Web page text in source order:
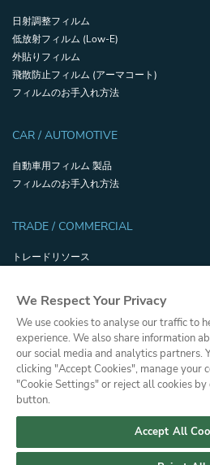
日射調整フィルム
低放射フィルム (Low-E)
外貼りフィルム
飛散防止フィルム (アーマコート)
フィルムのお手入れ方法
CAR / AUTOMOTIVE
自動車用フィルム 製品
フィルムのお手入れ方法
TRADE / COMMERCIAL
トレードリソース
Filmhandler Tools
Dealer Portal
プライバシーポリシー
© Copyright, Saint-Gobain Performance
Reserved. Solar Gard is a division of
Solutions.
We Respect Your Privacy
We use cookies to analyse our traffic to
experience. We also share information
our social media and analytics partners.
clicking "Accept Cookies", manage your
"Cookie Settings" or reject all cookies
button.
Accept All